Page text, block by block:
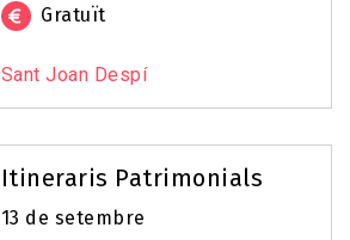
Gratuït
Sant Joan Despí
Itineraris Patrimonials
13 de setembre